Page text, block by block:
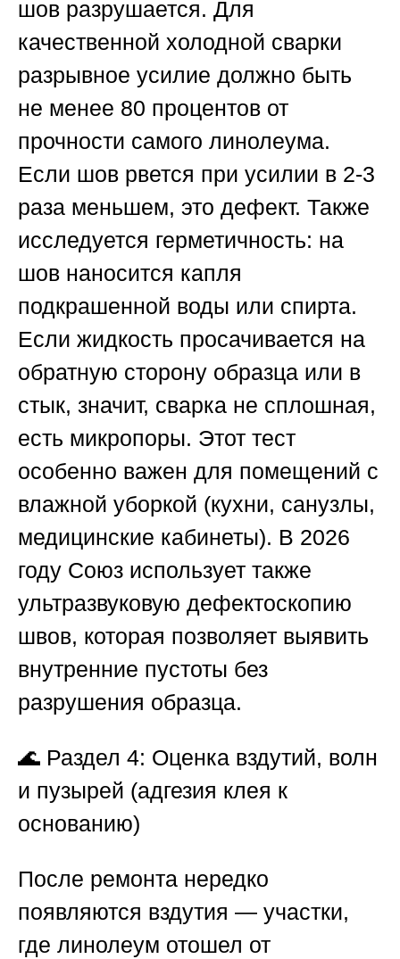
шов разрушается. Для
качественной холодной сварки
разрывное усилие должно быть
не менее 80 процентов от
прочности самого линолеума.
Если шов рвется при усилии в 2-3
раза меньшем, это дефект. Также
исследуется герметичность: на
шов наносится капля
подкрашенной воды или спирта.
Если жидкость просачивается на
обратную сторону образца или в
стык, значит, сварка не сплошная,
есть микропоры. Этот тест
особенно важен для помещений с
влажной уборкой (кухни, санузлы,
медицинские кабинеты). В 2026
году Союз использует также
ультразвуковую дефектоскопию
швов, которая позволяет выявить
внутренние пустоты без
разрушения образца.
🌊 Раздел 4: Оценка вздутий, волн
и пузырей (адгезия клея к
основанию)
После ремонта нередко
появляются вздутия — участки,
где линолеум отошел от